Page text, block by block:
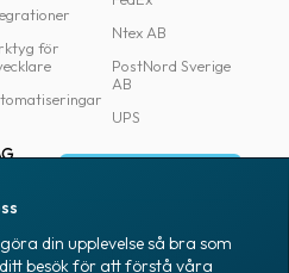
för
Ntex AB
PostNord Sverige
AB
UPS
Skapa konto
din upplevelse så bra som
besök för att förstå våra